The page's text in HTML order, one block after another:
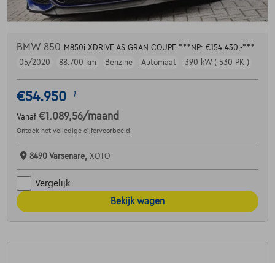
BMW 850 M850i XDRIVE AS GRAN COUPE ***NP: €154.430,-***
05/2020
88.700 km Benzine Automaat 390 kW ( 530 PK )
€54.950 1
Vanaf €1.089,56/maand
Ontdek het volledige cijfervoorbeeld
8490 Varsenare, XOTO
Vergelijk
Bekijk wagen